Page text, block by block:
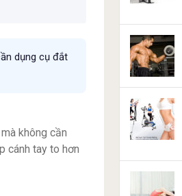
dụng cụ đắt
không cần
cánh tay to hơn